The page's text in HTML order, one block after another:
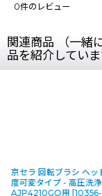
0件のレビュー
関連商品 （一緒
品を紹介していま
京セラ 回転ブラシ ヘッ
度可変タイプ - 高圧洗
AJP4210GQ用 [